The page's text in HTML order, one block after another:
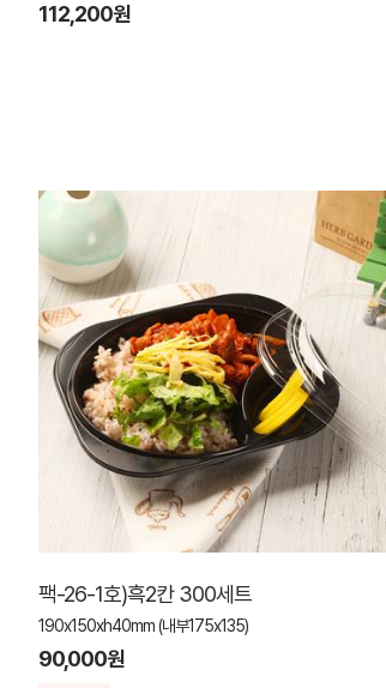
112,200원
팩-26-1호)흑2칸 300세트
190x150xh40mm (내부175x135)
90,000원